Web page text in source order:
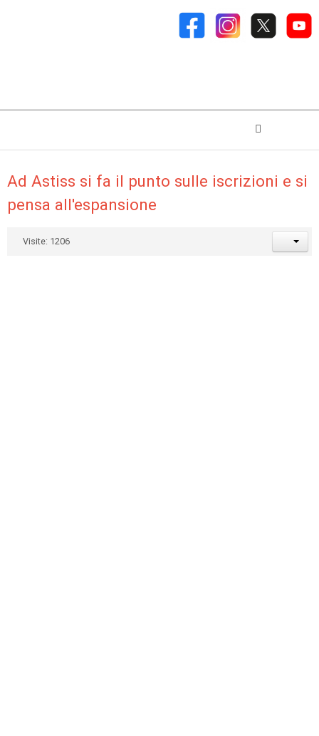
Ad Astiss si fa il punto sulle iscrizioni e si
pensa all'espansione
Visite: 1206